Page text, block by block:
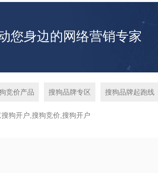
您身边的网络营销专家
竞价产品 搜狗品牌专区 搜狗品牌起跑线
狗开户,搜狗竞价,搜狗开户